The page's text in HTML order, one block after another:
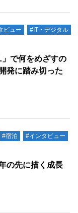
ビュー
#IT・デジタル
で何をめざすの
発に踏み切った
#宿泊
#インタビュー
の先に描く成長